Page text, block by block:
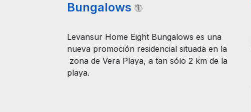
Bungalows
Levansur Home Eight Bungalows es una
nueva promoción residencial situada en la
zona de Vera Playa, a tan sólo 2 km de la
playa.